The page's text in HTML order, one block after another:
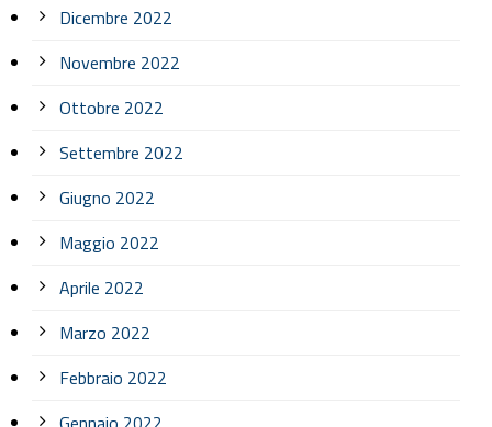
Dicembre 2022
Novembre 2022
Ottobre 2022
Settembre 2022
Giugno 2022
Maggio 2022
Aprile 2022
Marzo 2022
Febbraio 2022